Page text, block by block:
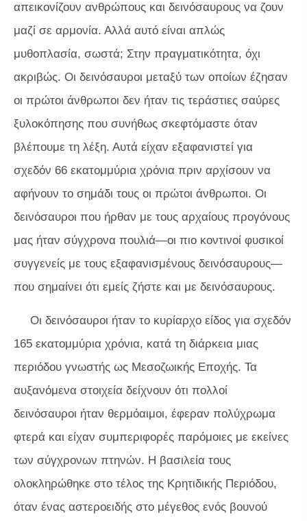
απεικονίζουν ανθρώπους και δεινόσαυρους να ζουν
μαζί σε αρμονία. Αλλά αυτό είναι απλώς
μυθοπλασία, σωστά; Στην πραγματικότητα, όχι
ακριβώς. Οι δεινόσαυροι μεταξύ των οποίων έζησαν
οι πρώτοι άνθρωποι δεν ήταν τις τεράστιες σαύρες
ξυλοκόπησης που συνήθως σκεφτόμαστε όταν
βλέπουμε τη λέξη. Αυτά είχαν εξαφανιστεί για
σχεδόν 66 εκατομμύρια χρόνια πριν αρχίσουν να
αφήνουν το σημάδι τους οι πρώτοι άνθρωποι. Οι
δεινόσαυροι που ήρθαν με τους αρχαίους προγόνους
μας ήταν σύγχρονα πουλιά—οι πιο κοντινοί φυσικοί
συγγενείς με τους εξαφανισμένους δεινόσαυρους—
που σημαίνει ότι εμείς ζήστε και με δεινόσαυρους.
Οι δεινόσαυροι ήταν το κυρίαρχο είδος για σχεδόν
165 εκατομμύρια χρόνια, κατά τη διάρκεια μιας
περιόδου γνωστής ως Μεσοζωικής Εποχής. Τα
αυξανόμενα στοιχεία δείχνουν ότι πολλοί
δεινόσαυροι ήταν θερμόαιμοι, έφεραν πολύχρωμα
φτερά και είχαν συμπεριφορές παρόμοιες με εκείνες
των σύγχρονων πτηνών. Η βασιλεία τους
ολοκληρώθηκε στο τέλος της Κρητιδικής Περιόδου,
όταν ένας αστεροειδής στο μέγεθος ενός βουνού